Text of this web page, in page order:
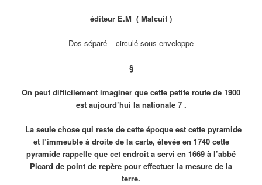
éditeur E.M ( Malcuit )
Dos séparé – circulé sous enveloppe
§
On peut difficilement imaginer que cette petite route de 1900
est aujourd’hui la nationale 7 .
La seule chose qui reste de cette époque est cette pyramide
et l’immeuble à droite de la carte, élevée en 1740 cette
pyramide rappelle que cet endroit a servi en 1669 à l’abbé
Picard de point de repère pour effectuer la mesure de la
terre.